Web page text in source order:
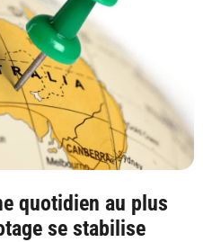
quotidien au plus
se stabilise